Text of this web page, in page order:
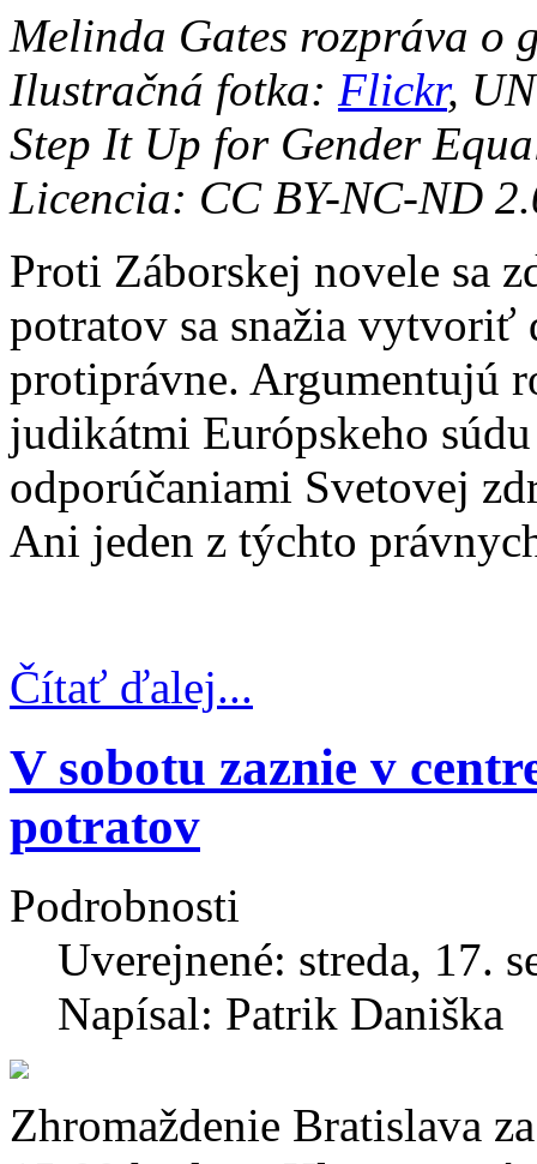
Melinda Gates rozpráva o
Ilustračná fotka: Flickr,
Step It Up for Gender
Licencia: CC BY-NC-ND
Proti Záborskej novele sa
potratov sa snažia
protiprávne. Argumentujú
judikátmi Európskeho
odporúčaniami Svetovej
Ani jeden z týchto
Čítať ďalej...
V sobotu zaznie v
potratov​
Podrobnosti
Uverejnené: streda, 17.
Napísal: Patrik Daniška
Zhromaždenie Bratislava